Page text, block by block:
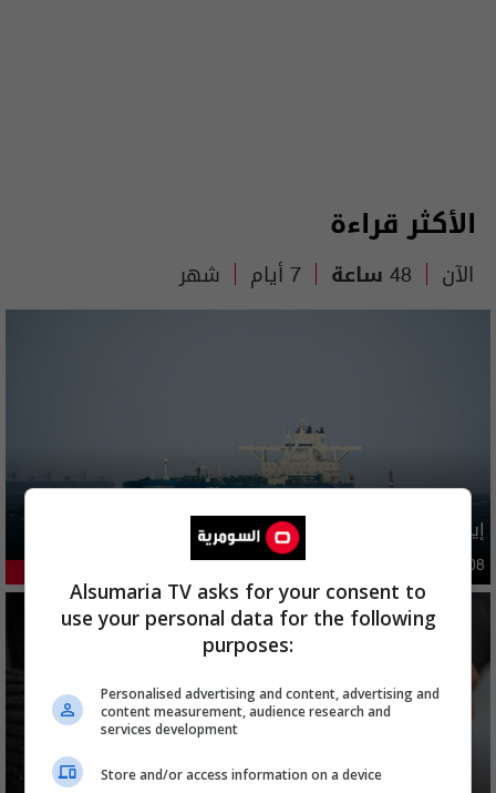
الأكثر قراءة
الآن 48 ساعة 7 أيام شهر
إيران تطرح 6 شروط مقابل فتح هرمز بينها تتعلق بالعراق
09:47 | 2026-08-08
Alsumaria TV asks for your consent to
use your personal data for the following
purposes:
Personalised advertising and content, advertising and
content measurement, audience research and
services development
Store and/or access information on a device